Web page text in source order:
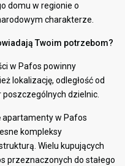
domu w regionie o
charakterze.
Twoim potrzebom?
w Pafos powinny
lokalizację, odległość od
dzielnic.
apartamenty w Pafos
kompleksy
Wielu kupujących
przeznaczonych do stałego